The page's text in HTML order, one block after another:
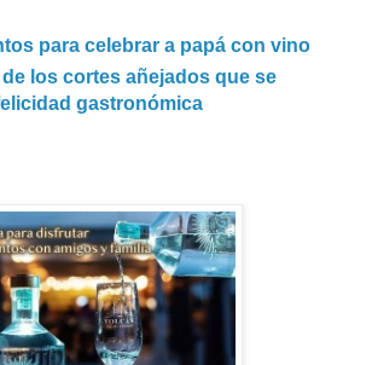
para celebrar a papá con vino
de los cortes añejados que se
gastronómica